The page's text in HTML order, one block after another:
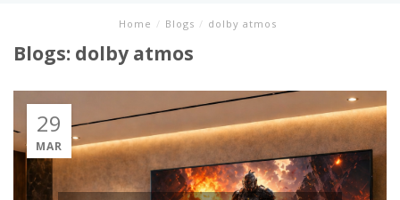
Home / Blogs / dolby atmos
Blogs: dolby atmos
29
MAR